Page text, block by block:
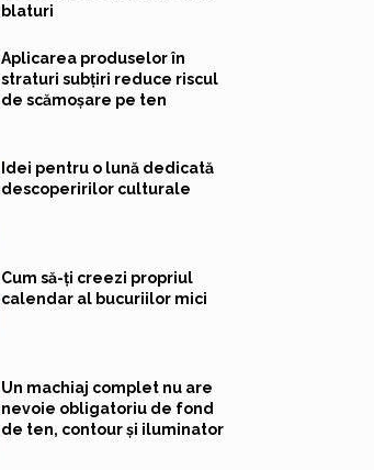
blaturi
Aplicarea produselor în
straturi subțiri reduce riscul
de scămoșare pe ten
Idei pentru o lună dedicată
descoperirilor culturale
Cum să-ți creezi propriul
calendar al bucuriilor mici
Un machiaj complet nu are
nevoie obligatoriu de fond
de ten, contour și iluminator